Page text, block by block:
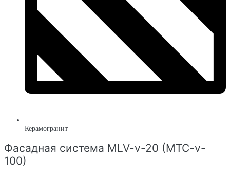
Керамогранит
Фасадная система MLV-v-20 (MTC-v-
100)